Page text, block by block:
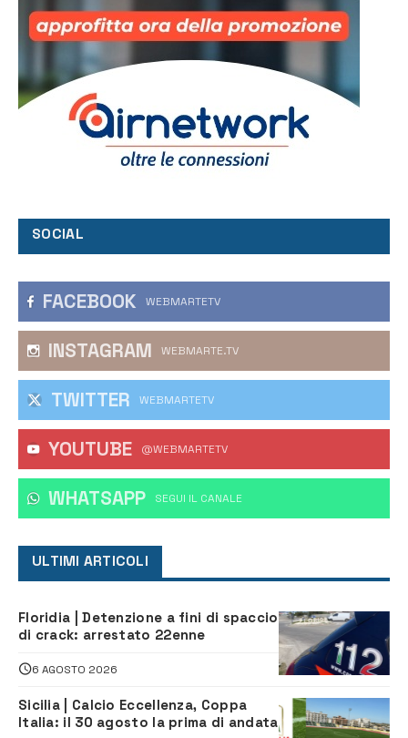
SOCIAL
FACEBOOK WEBMARTETV
INSTAGRAM WEBMARTE.TV
TWITTER WEBMARTETV
YOUTUBE @WEBMARTETV
WHATSAPP ‎SEGUI IL CANALE
ULTIMI ARTICOLI
Floridia | Detenzione a fini di spaccio
di crack: arrestato 22enne
6 AGOSTO 2026
Sicilia | Calcio Eccellenza, Coppa
Italia: il 30 agosto la prima di andata